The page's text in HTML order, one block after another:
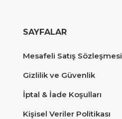
SAYFALAR
Mesafeli Satış Sözleşmesi
Gizlilik ve Güvenlik
İptal & İade Koşulları
Kişisel Veriler Politikası